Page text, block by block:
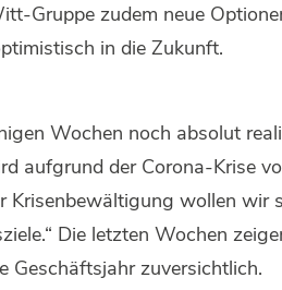
Gruppe zudem neue
in die Zukunft.
Wochen noch absolut
aufgrund der Corona-Krise
Krisenbewältigung wollen wir
Die letzten Wochen
Geschäftsjahr zuversichtlich.